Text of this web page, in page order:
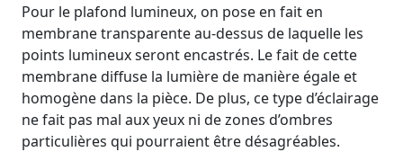
Pour le plafond lumineux, on pose en fait en
membrane transparente au-dessus de laquelle les
points lumineux seront encastrés. Le fait de cette
membrane diffuse la lumière de manière égale et
homogène dans la pièce. De plus, ce type d’éclairage
ne fait pas mal aux yeux ni de zones d’ombres
particulières qui pourraient être désagréables.